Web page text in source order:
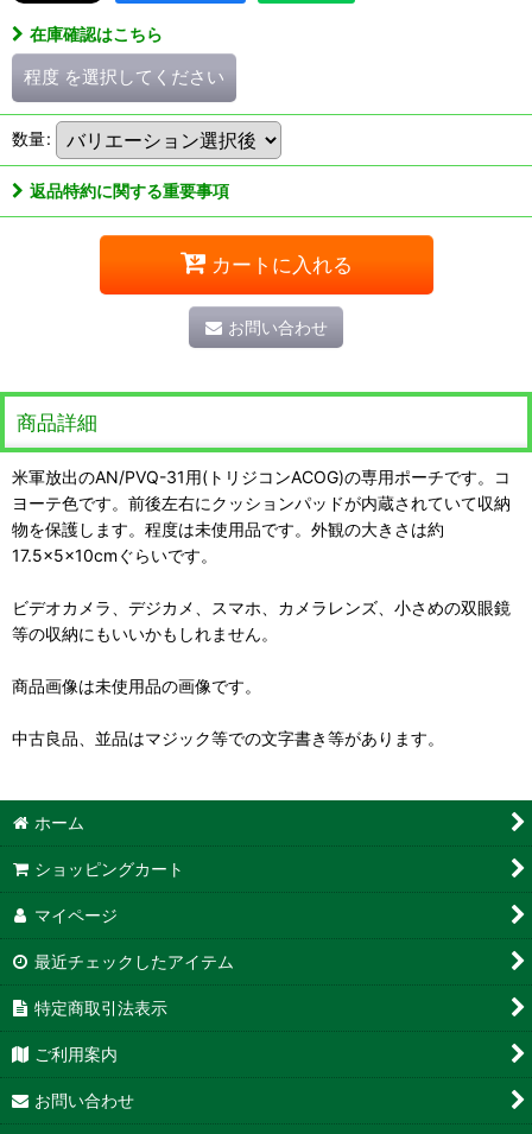
在庫確認はこちら
程度 を選択してください
数量:
返品特約に関する重要事項
カートに入れる
お問い合わせ
商品詳細
米軍放出のAN/PVQ-31用(トリジコンACOG)の専用ポーチです。コ
ヨーテ色です。前後左右にクッションパッドが内蔵されていて収納
物を保護します。程度は未使用品です。外観の大きさは約
17.5×5×10cmぐらいです。
ビデオカメラ、デジカメ、スマホ、カメラレンズ、小さめの双眼鏡
等の収納にもいいかもしれません。
商品画像は未使用品の画像です。
中古良品、並品はマジック等での文字書き等があります。
ホーム
ショッピングカート
マイページ
最近チェックしたアイテム
特定商取引法表示
ご利用案内
お問い合わせ